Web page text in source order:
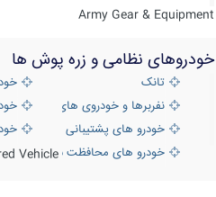
Army Gear & Equipment
خودروهای نظامی و زره پوش ها
تانک
نفربرها و خودروی های رزمی پیاده
خودرو های پشتیبانی آتش ،
خودرو های محافظت شدهVehicle